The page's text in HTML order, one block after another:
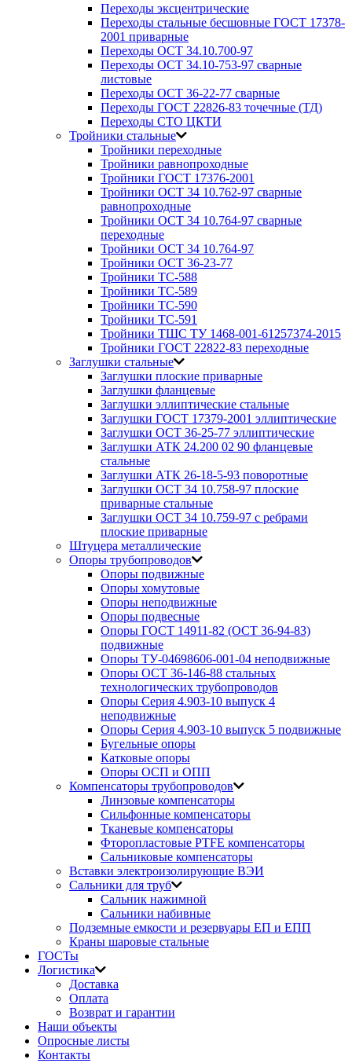
Переходы эксцентрические
Переходы стальные бесшовные ГОСТ 17378-
2001 приварные
Переходы ОСТ 34.10.700-97
Переходы ОСТ 34.10-753-97 сварные
листовые
Переходы ОСТ 36-22-77 сварные
Переходы ГОСТ 22826-83 точечные (ТД)
Переходы СТО ЦКТИ
Тройники стальные
Тройники переходные
Тройники равнопроходные
Тройники ГОСТ 17376-2001
Тройники ОСТ 34 10.762-97 сварные
равнопроходные
Тройники ОСТ 34 10.764-97 сварные
переходные
Тройники ОСТ 34 10.764-97
Тройники ОСТ 36-23-77
Тройники ТС-588
Тройники ТС-589
Тройники ТС-590
Тройники ТС-591
Тройники ТШС ТУ 1468-001-61257374-2015
Тройники ГОСТ 22822-83 переходные
Заглушки стальные
Заглушки плоские приварные
Заглушки фланцевые
Заглушки эллиптические стальные
Заглушки ГОСТ 17379-2001 эллиптические
Заглушки ОСТ 36-25-77 эллиптические
Заглушки АТК 24.200 02 90 фланцевые
стальные
Заглушки АТК 26-18-5-93 поворотные
Заглушки ОСТ 34 10.758-97 плоские
приварные стальные
Заглушки ОСТ 34 10.759-97 с ребрами
плоские приварные
Штуцера металлические
Опоры трубопроводов
Опоры подвижные
Опоры хомутовые
Опоры неподвижные
Опоры подвесные
Опоры ГОСТ 14911-82 (ОСТ 36-94-83)
подвижные
Опоры ТУ-04698606-001-04 неподвижные
Опоры ОСТ 36-146-88 стальных
технологических трубопроводов
Опоры Серия 4.903-10 выпуск 4
неподвижные
Опоры Серия 4.903-10 выпуск 5 подвижные
Бугельные опоры
Катковые опоры
Опоры ОСП и ОПП
Компенсаторы трубопроводов
Линзовые компенсаторы
Сильфонные компенсаторы
Тканевые компенсаторы
Фторопластовые PTFE компенсаторы
Сальниковые компенсаторы
Вставки электроизолирующие ВЭИ
Сальники для труб
Сальник нажимной
Сальники набивные
Подземные емкости и резервуары ЕП и ЕПП
Краны шаровые стальные
ГОСТы
Логистика
Доставка
Оплата
Возврат и гарантии
Наши объекты
Опросные листы
Контакты